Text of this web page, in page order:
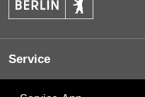
Service